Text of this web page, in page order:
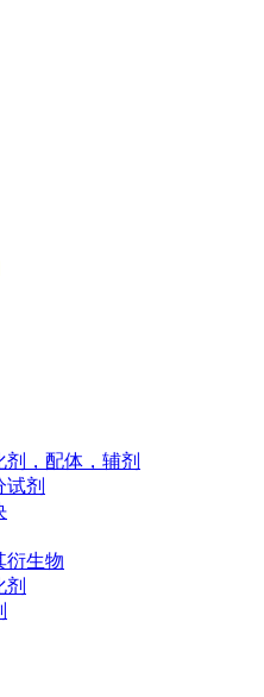
剂，配体，辅剂
试剂
衍生物
剂